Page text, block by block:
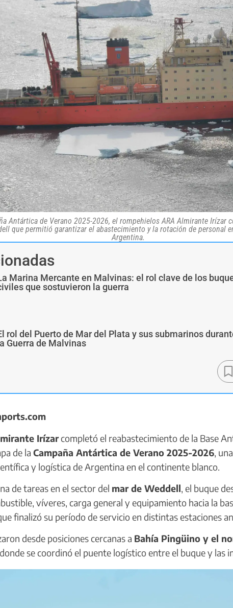
Antártica de Verano 2025-2026, el rompehielos ARA Almirante Irízar
que permitió garantizar el abastecimiento y la rotación de personal
Argentina.
Marina Mercante en Malvinas: el rol clave de los
que sostuvieron la guerra
rol del Puerto de Mar del Plata y sus submarinos
la Guerra de Malvinas
Irízarcompletó el reabastecimiento de la Base
de la Campaña Antártica de Verano 2025-2026 ,
y logística de Argentina en el continente blanco.
de tareas en el sector del mar de Weddell, el buque
víveres, carga general y equipamiento hacia la
finalizó su período de servicio en distintas estaciones
desde posiciones cercanas a Bahía Pingüino y el
se coordinó el puente logístico entre el buque y las